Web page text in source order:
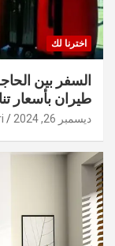
اخترنا لك
السفر بين
طيران بأسعار
ديسمبر 26, 2024